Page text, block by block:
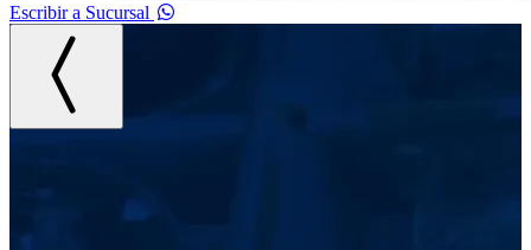
Escribir a Sucursal